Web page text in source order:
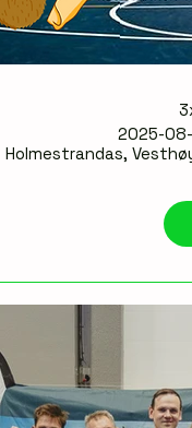
2025 08 23
2025-08-
Holmestrandas,